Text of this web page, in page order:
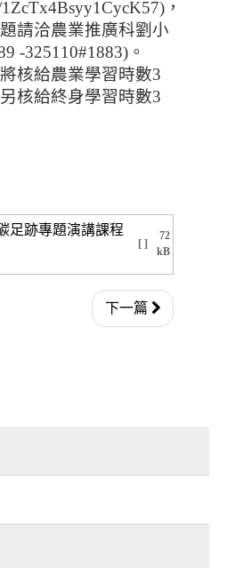
，
請洽農業推廣科劉小
-325110#1883)。
核給農業學習時數3
核給終身學習時數3
足跡專題演講課程
[ ]
72
kB
下一篇